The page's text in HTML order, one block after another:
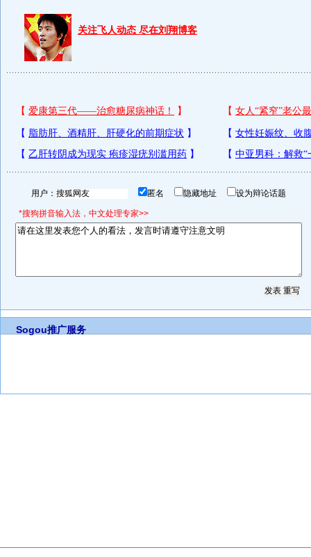
关注飞人动态 尽在刘翔博客
用户： 匿名 隐藏地址 设为辩论话题
*搜狗拼音输入法，中文处理专家>>
Sogou推广服务